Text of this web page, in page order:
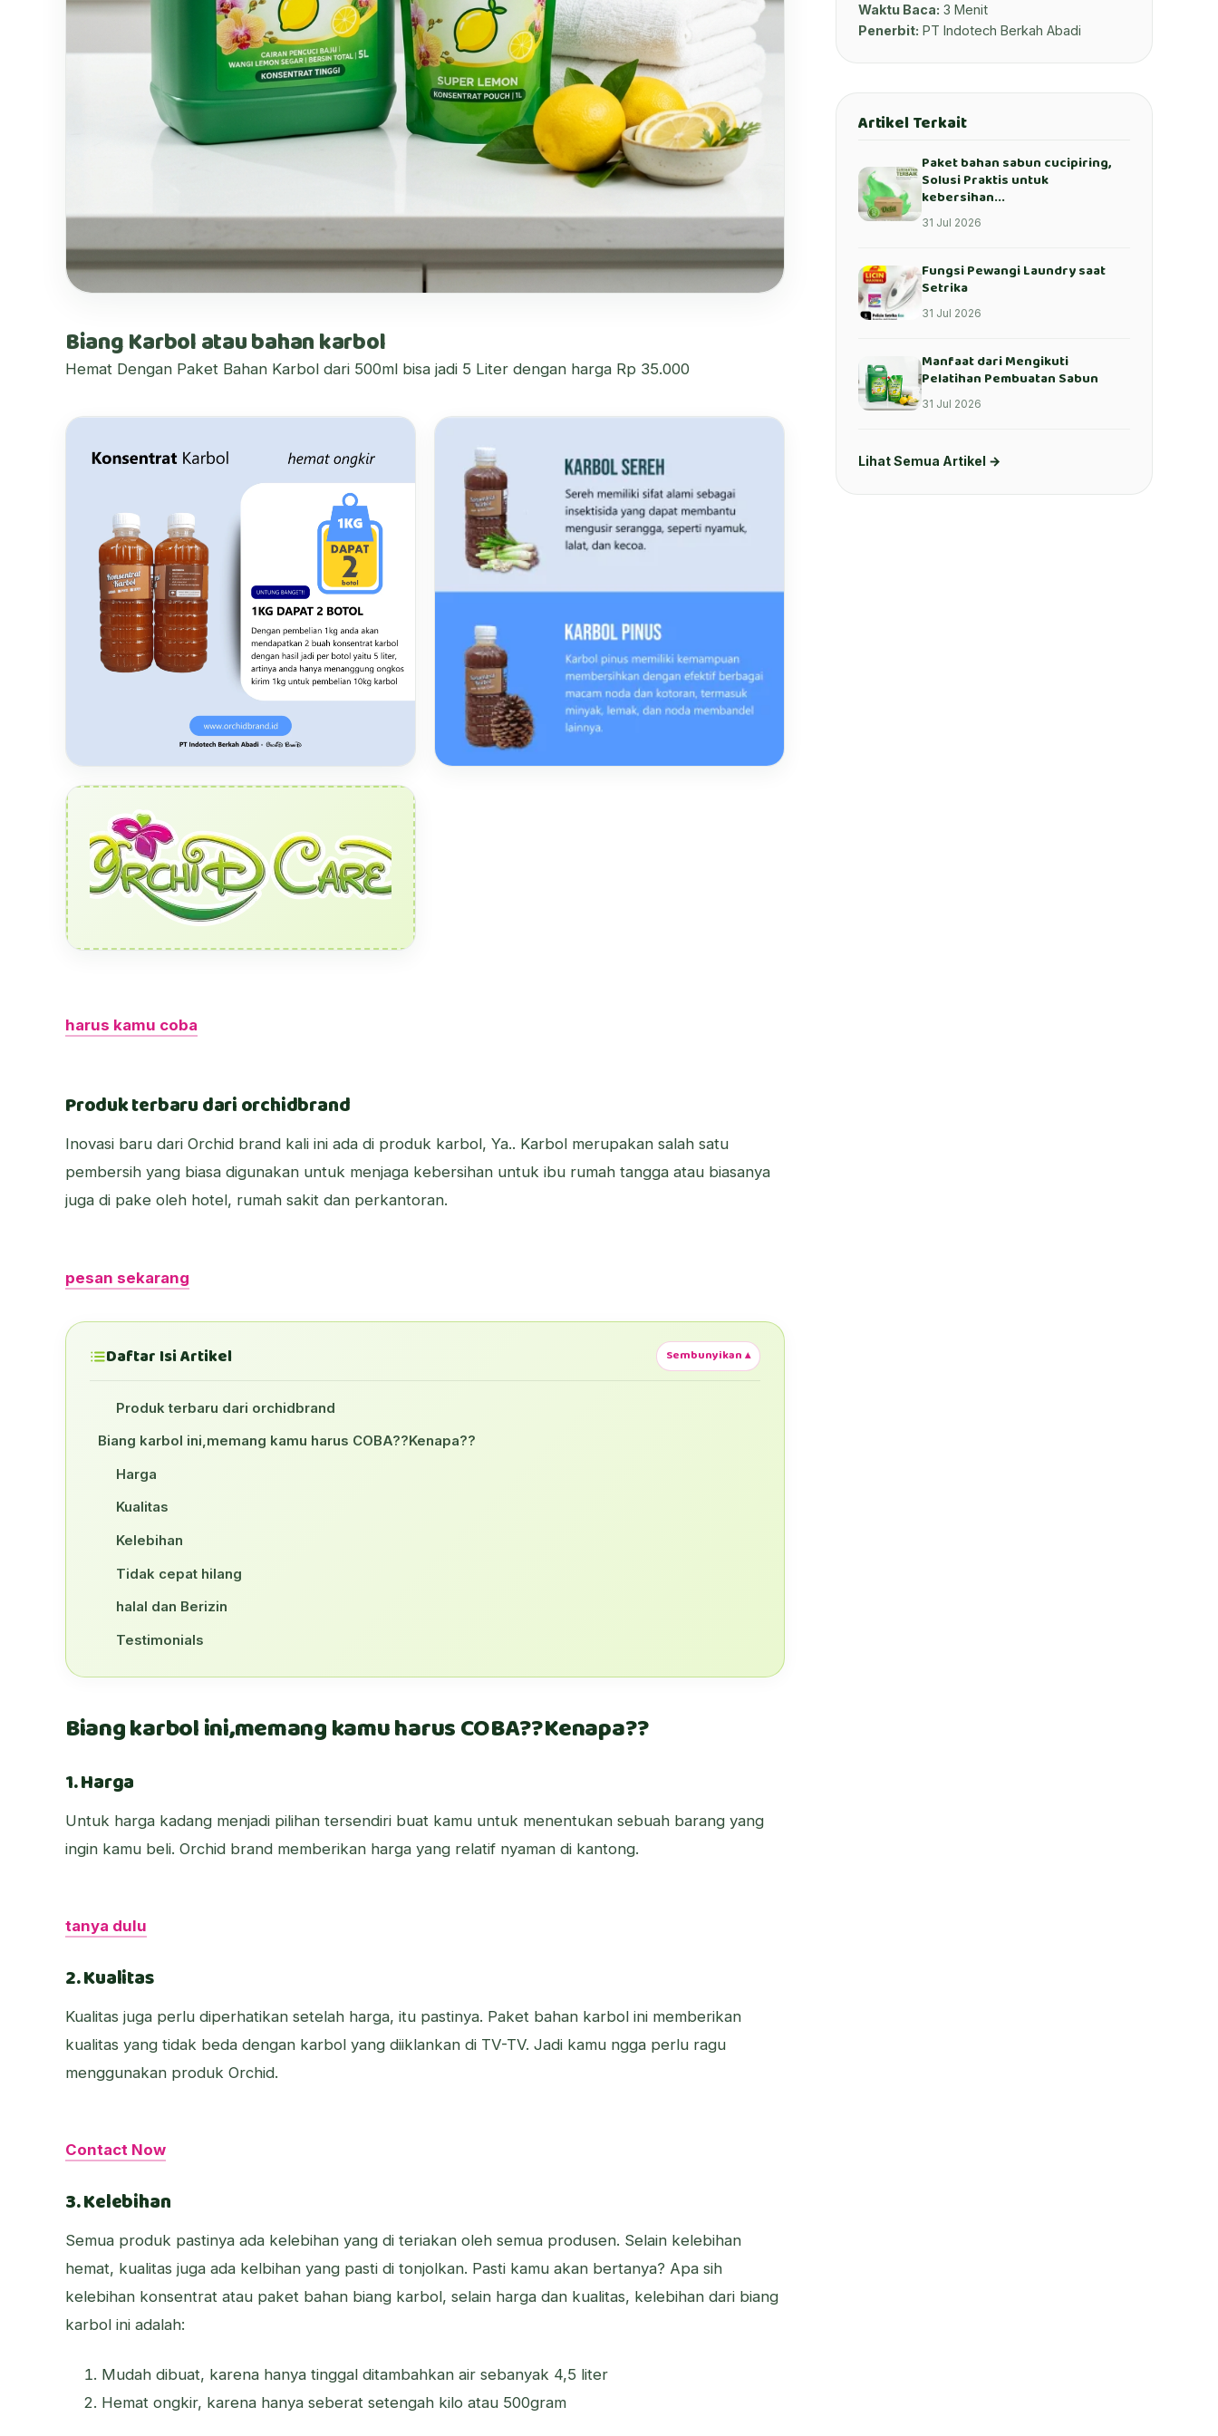
Biang Karbol atau bahan karbol
Hemat Dengan Paket Bahan Karbol dari 500ml bisa jadi 5 Liter dengan harga Rp 35.000
harus kamu coba
Produk terbaru dari orchidbrand
Inovasi baru dari Orchid brand kali ini ada di produk karbol, Ya.. Karbol merupakan salah satu
pembersih yang biasa digunakan untuk menjaga kebersihan untuk ibu rumah tangga atau biasanya
juga di pake oleh hotel, rumah sakit dan perkantoran.
pesan sekarang
Daftar Isi Artikel Sembunyikan ▴
Produk terbaru dari orchidbrand
Biang karbol ini,memang kamu harus COBA??Kenapa??
Harga
Kualitas
Kelebihan
Tidak cepat hilang
halal dan Berizin
Testimonials
Biang karbol ini,memang kamu harus COBA??Kenapa??
1. Harga
Untuk harga kadang menjadi pilihan tersendiri buat kamu untuk menentukan sebuah barang yang
ingin kamu beli. Orchid brand memberikan harga yang relatif nyaman di kantong.
tanya dulu
2. Kualitas
Kualitas juga perlu diperhatikan setelah harga, itu pastinya. Paket bahan karbol ini memberikan
kualitas yang tidak beda dengan karbol yang diiklankan di TV-TV. Jadi kamu ngga perlu ragu
menggunakan produk Orchid.
Contact Now
3. Kelebihan
Semua produk pastinya ada kelebihan yang di teriakan oleh semua produsen. Selain kelebihan
hemat, kualitas juga ada kelbihan yang pasti di tonjolkan. Pasti kamu akan bertanya? Apa sih
kelebihan konsentrat atau paket bahan biang karbol, selain harga dan kualitas, kelebihan dari biang
karbol ini adalah:
Mudah dibuat, karena hanya tinggal ditambahkan air sebanyak 4,5 liter
Hemat ongkir, karena hanya seberat setengah kilo atau 500gram
Waktu Baca: 3 Menit
Penerbit: PT Indotech Berkah Abadi
Artikel Terkait
Paket bahan sabun cucipiring,
Solusi Praktis untuk
kebersihan...
31 Jul 2026
Fungsi Pewangi Laundry saat
Setrika
31 Jul 2026
Manfaat dari Mengikuti
Pelatihan Pembuatan Sabun
31 Jul 2026
Lihat Semua Artikel →